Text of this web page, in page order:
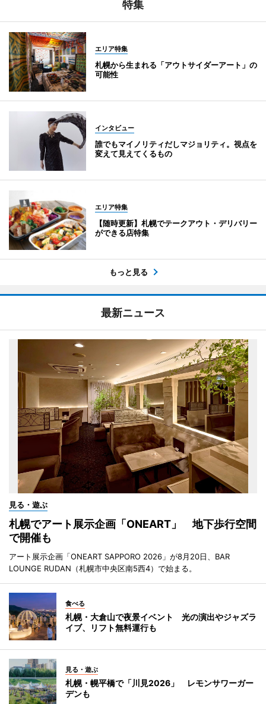
特集
エリア特集
札幌から生まれる「アウトサイダーアート」の
可能性
インタビュー
誰でもマイノリティだしマジョリティ。視点を
変えて見えてくるもの
エリア特集
【随時更新】札幌でテークアウト・デリバリー
ができる店特集
もっと見る
最新ニュース
見る・遊ぶ
札幌でアート展示企画「ONEART」 地下歩行空間
で開催も
アート展示企画「ONEART SAPPORO 2026」が8月20日、BAR
LOUNGE RUDAN（札幌市中央区南5西4）で始まる。
食べる
札幌・大倉山で夜景イベント 光の演出やジャズラ
イブ、リフト無料運行も
見る・遊ぶ
札幌・幌平橋で「川見2026」 レモンサワーガー
デンも